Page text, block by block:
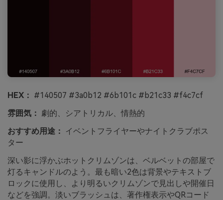
HEX： #140507 #3a0b12 #6b101c #b21c33 #f4c7cf
雰囲気： 劇的、シアトリカル、情熱的
おすすめ用途：
イベントフライヤーやナイトクラブポス
ター
深い影に浮かぶホットクリムゾンは、ベルベットの部屋で
灯るキャンドルのよう。最も暗い2色は背景やテキストブ
ロックに使用し、より明るいクリムゾンで見出しや開催日
などを強調。淡いブラッシュは、著作権表示やQRコード